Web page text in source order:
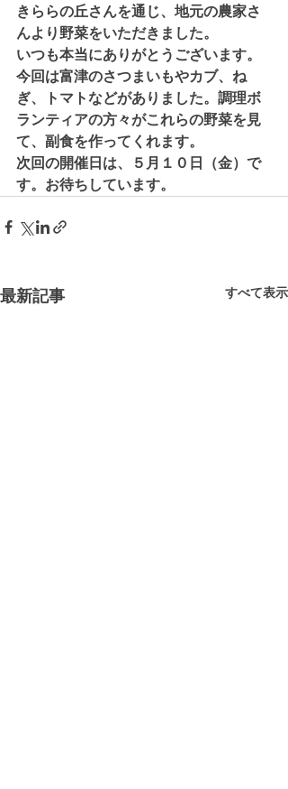
きららの丘さんを通じ、地元の農家さ
んより野菜をいただきました。
いつも本当にありがとうございます。
今回は富津のさつまいもやカブ、ね
ぎ、トマトなどがありました。調理ボ
ランティアの方々がこれらの野菜を見
て、副食を作ってくれます。
次回の開催日は、５月１０日（金）で
す。お待ちしています。
最新記事 すべて表示